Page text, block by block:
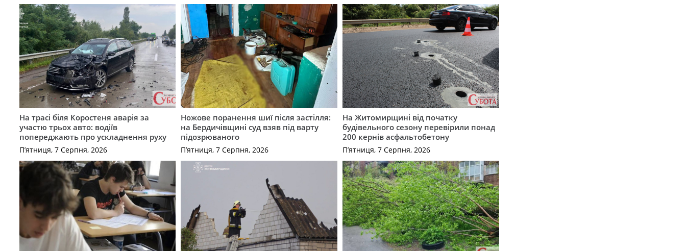
На трасі біля Коростеня аварія за
участю трьох авто: водіїв
попереджають про ускладнення руху
П’ятниця, 7 Серпня, 2026
Ножове поранення шиї після застілля:
на Бердичівщині суд взяв під варту
підозрюваного
П’ятниця, 7 Серпня, 2026
На Житомирщині від початку
будівельного сезону перевірили понад
200 кернів асфальтобетону
П’ятниця, 7 Серпня, 2026